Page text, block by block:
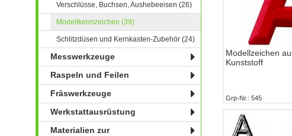
Verschlüsse, Buchsen, Aushebeeisen (26)
Modellkennzeichen (39)
Schlitzdüsen und Kernkasten-Zubehör (24)
Messwerkzeuge
Raspeln und Feilen
Fräswerkzeuge
Werkstattausrüstung
Materialien zur
Modellzeichen
Kunststoff
Grp-Nr. 545